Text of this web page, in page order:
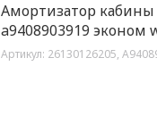
Амортизатор кабины
a9408903919 эконом
Артикул: 26130126205,